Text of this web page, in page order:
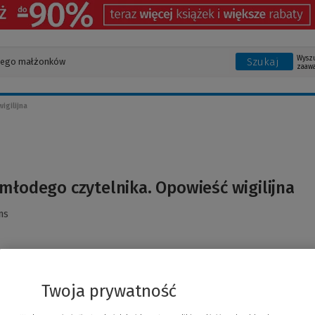
Szukaj
czytelnika. Opowieść wigilijna
Twoja prywatność